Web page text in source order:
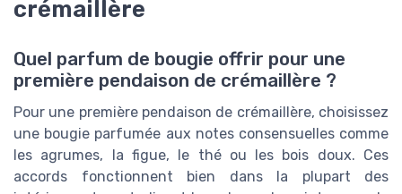
crémaillère
Quel parfum de bougie offrir pour une
première pendaison de crémaillère ?
Pour une première pendaison de crémaillère, choisissez
une bougie parfumée aux notes consensuelles comme
les agrumes, la figue, le thé ou les bois doux. Ces
accords fonctionnent bien dans la plupart des